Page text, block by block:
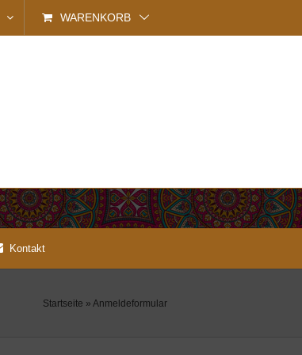
WARENKORB
Kontakt
Startseite » Anmeldeformular